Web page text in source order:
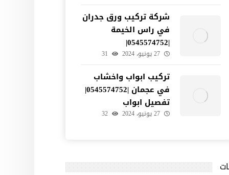
شركة تركيب ورق جدران
في راس الخيمة
|0545574752|
27 يونيو، 2024 31
تركيب ابواب واخشاب
في عجمان |0545574752|
تفصيل ابواب
27 يونيو، 2024 32